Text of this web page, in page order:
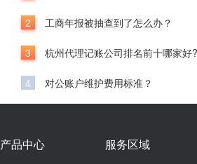
2 工商年报被抽查到了怎么办？
3 杭州代理记账公司排名前十哪家好?
4 对公账户维护费用标准？
产品中心 服务区域